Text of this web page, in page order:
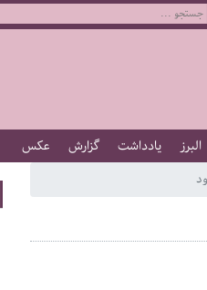
البرز یادداشت گزارش عکس